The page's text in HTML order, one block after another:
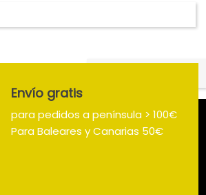
Envío gratis
para pedidos a península > 100€
Para Baleares y Canarias 50€